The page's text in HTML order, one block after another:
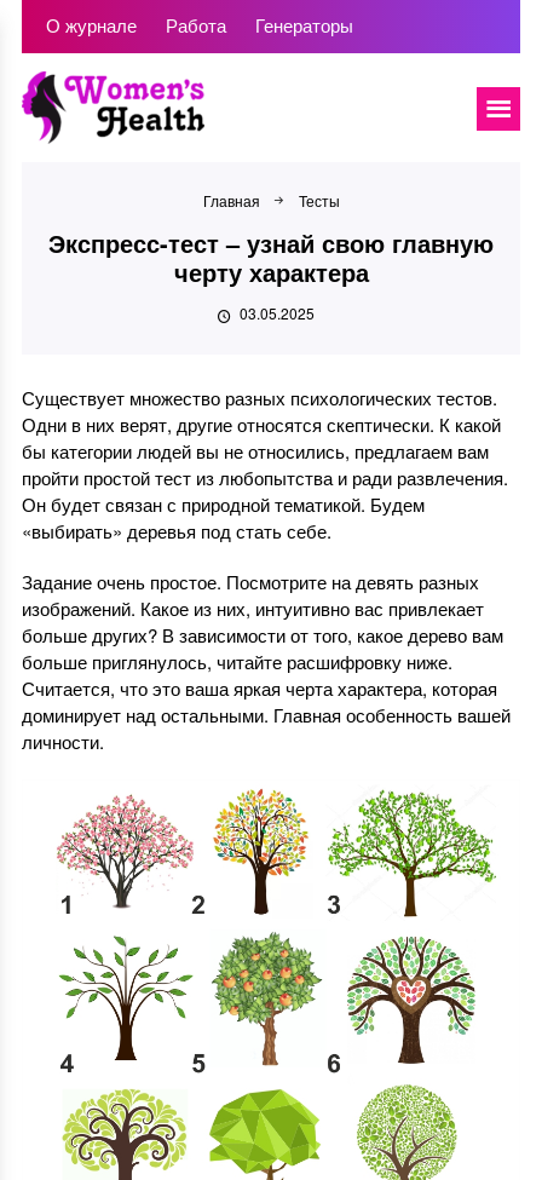
О журнале Работа Генераторы
Главная Тесты
Экспресс-тест – узнай свою главную
черту характера
03.05.2025
Существует множество разных психологических тестов.
Одни в них верят, другие относятся скептически. К какой
бы категории людей вы не относились, предлагаем вам
пройти простой тест из любопытства и ради развлечения.
Он будет связан с природной тематикой. Будем
«выбирать» деревья под стать себе.
Задание очень простое. Посмотрите на девять разных
изображений. Какое из них, интуитивно вас привлекает
больше других? В зависимости от того, какое дерево вам
больше приглянулось, читайте расшифровку ниже.
Считается, что это ваша яркая черта характера, которая
доминирует над остальными. Главная особенность вашей
личности.